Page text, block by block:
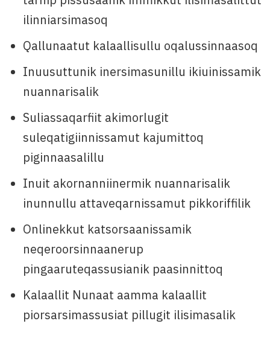
ilinniarsimasoq
Qallunaatut kalaallisullu oqalussinnaasoq
Inuusuttunik inersimasunillu ikiuinissamik
nuannarisalik
Suliassaqarfiit akimorlugit
suleqatigiinnissamut kajumittoq
piginnaasalillu
Inuit akornanniinermik nuannarisalik
inunnullu attaveqarnissamut pikkoriffilik
Onlinekkut katsorsaanissamik
neqeroorsinnaanerup
pingaaruteqassusianik paasinnittoq
Kalaallit Nunaat aamma kalaallit
piorsarsimassusiat pillugit ilisimasalik